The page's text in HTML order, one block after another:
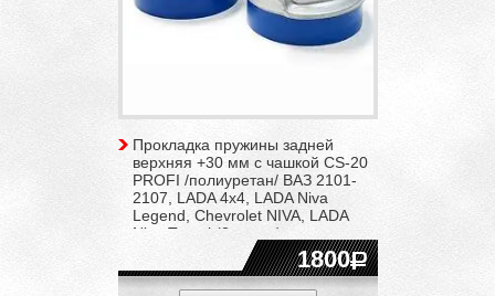
Прокладка пружины задней
верхняя +30 мм с чашкой CS-20
PROFI /полиуретан/ ВАЗ 2101-
2107, LADA 4x4, LADA Niva
Legend, Chevrolet NIVA, LADA
Niva Travel (2 штуки)
1800